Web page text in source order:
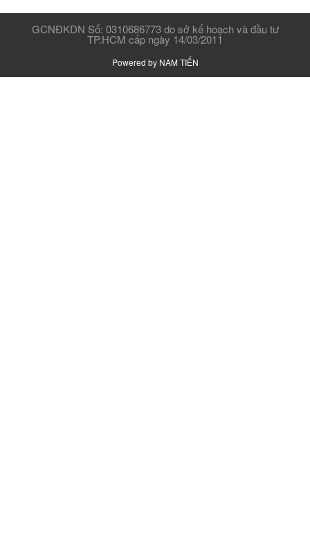
GCNĐKDN Số: 0310686773 do sở kế hoạch và đầu tư
TP.HCM cấp ngày 14/03/2011
Powered by NAM TIẾN